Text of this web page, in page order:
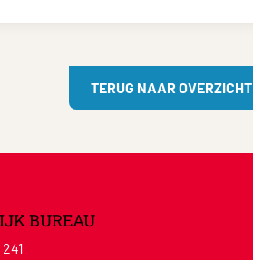
TERUG NAAR OVERZICHT
BUREAU